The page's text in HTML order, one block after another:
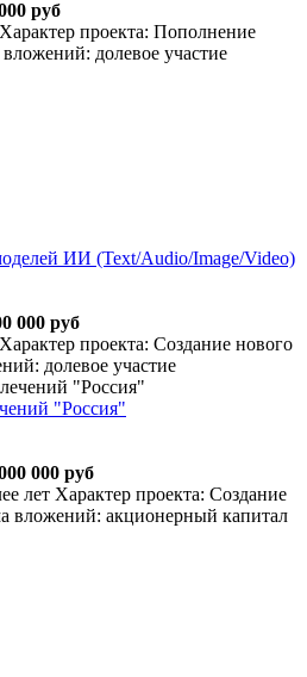
руб
Характер проекта: Пополнение
долевое участие
ИИ (Text/Audio/Image/Video)
000 руб
Характер проекта: Создание нового
долевое участие
"Россия"
000 руб
лет Характер проекта: Создание
вложений: акционерный капитал